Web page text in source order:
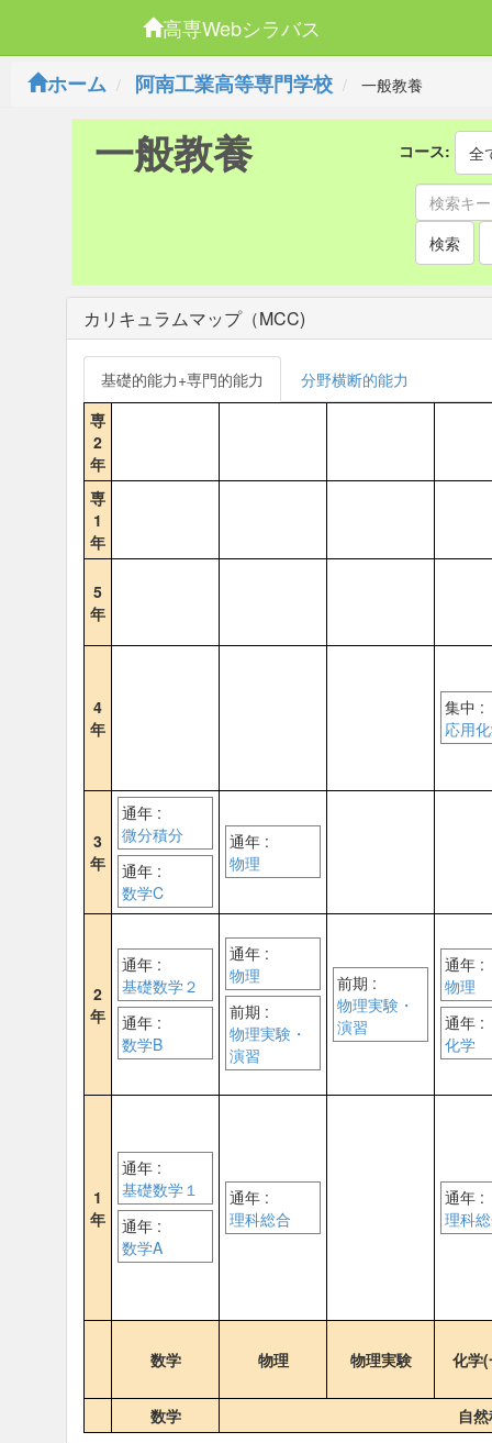
高専Webシラバス
ホーム
阿南工業高等専門学校 一般教養
一般教養 コース: 全
検索
カリキュラムマップ（MCC)
基礎的能力+専門的能力
分野横断的能力
専
2
年
専
1
年
5
年
4
年
集中 :
応用
3
年
通年 :
微分積分
通年 :
数学C
通年 :
物理
2
年
通年 :
基礎数学２
通年 :
数学B
通年 :
物理
前期 :
物理実験・
演習
前期 :
物理実験・
演習
通年 :
物理
通年 :
化学
1
年
通年 :
基礎数学１
通年 :
数学A
通年 :
理科総合
通年 :
理科
数学 物理 物理実験 化学
数学 自